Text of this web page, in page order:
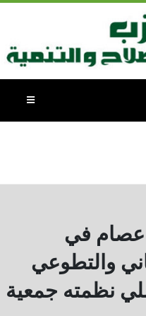
عصام في
والتطوعي
نظمته جمعية